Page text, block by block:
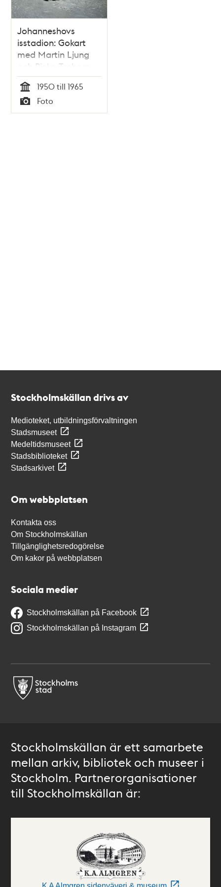
Johanneshovs
isstadion: Gokart
med Martin Ljung
och Picko Troberg
Tid
1950 till 1965
Typ
Foto
Stockholmskällan drivs av
Medioteket, utbildningsförvaltningen
Stadsmuseet
Medeltidsmuseet
Stadsbiblioteket
Stadsarkivet
Om webbplatsen
Kontakta oss
Om Stockholmskällan
Tillgänglighetsredogörelse
Om kakor på webbplatsen
Sociala medier
Stockholmskällan på Facebook
Stockholmskällan på Instagram
Stockholmskällan är ett samarbete
mellan arkiv, bibliotek och museer i
Stockholm. Partnerorganisationer
till Stockholmskällan är: